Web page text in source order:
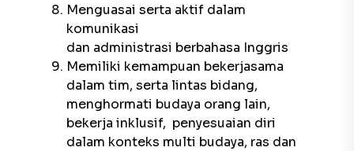
Menguasai serta aktif dalam
komunikasi
dan administrasi berbahasa Inggris
Memiliki kemampuan bekerjasama
dalam tim, serta lintas bidang,
menghormati budaya orang lain,
bekerja inklusif, penyesuaian diri
dalam konteks multi budaya, ras dan